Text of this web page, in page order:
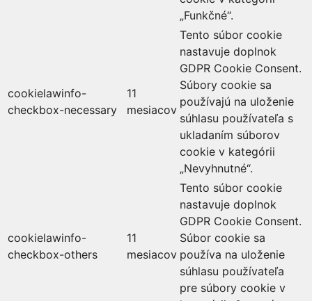
„Funkčné“.
cookielawinfo-
checkbox-necessary
11
mesiacov
Tento súbor cookie
nastavuje doplnok
GDPR Cookie Consent.
Súbory cookie sa
používajú na uloženie
súhlasu používateľa s
ukladaním súborov
cookie v kategórii
„Nevyhnutné“.
cookielawinfo-
checkbox-others
11
mesiacov
Tento súbor cookie
nastavuje doplnok
GDPR Cookie Consent.
Súbor cookie sa
používa na uloženie
súhlasu používateľa
pre súbory cookie v